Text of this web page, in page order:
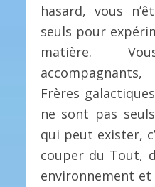
hasard, vous
seuls pour
matière.
Frères
ne sont pas
qui peut exister,
couper du Tout,
environnement et